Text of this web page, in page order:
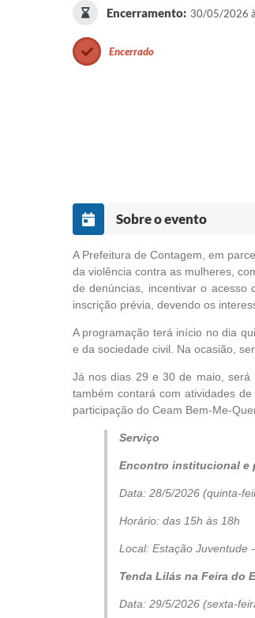
Encerramento: 30/05/2026
Encerrado
Sobre o evento
A Prefeitura de Contagem, em
da violência contra as mulheres,
de denúncias, incentivar o acesso
inscrição prévia, devendo os
A programação terá início no dia
e da sociedade civil. Na ocasião,
Já nos dias 29 e 30 de maio, será
também contará com atividades
participação do Ceam Bem-Me-
Serviço
Encontro institucional e
Data: 28/5/2026 (quinta-
Horário: das 15h às 18h
Local: Estação Juventude
Tenda Lilás na Feira do
Data: 29/5/2026 (sexta-